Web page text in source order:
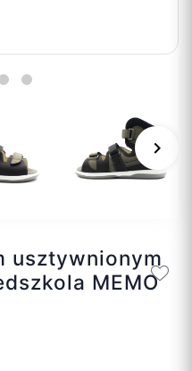
keyboard_arrow_right
usztywnionym
MEMO